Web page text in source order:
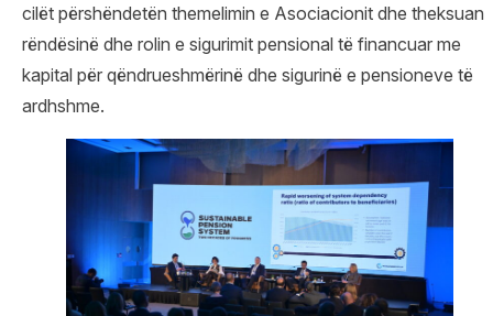
cilët përshëndetën themelimin e Asociacionit dhe theksuan
rëndësinë dhe rolin e sigurimit pensional të financuar me
kapital për qëndrueshmërinë dhe sigurinë e pensioneve të
ardhshme.